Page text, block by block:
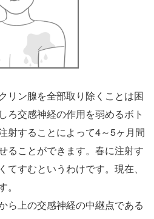
リン腺を全部取り除くことは困
ろ交感神経の作用を弱めるボト
射することによって4～5ヶ月間
ることができます。春に注射す
すむというわけです。現在、
ら上の交感神経の中継点である